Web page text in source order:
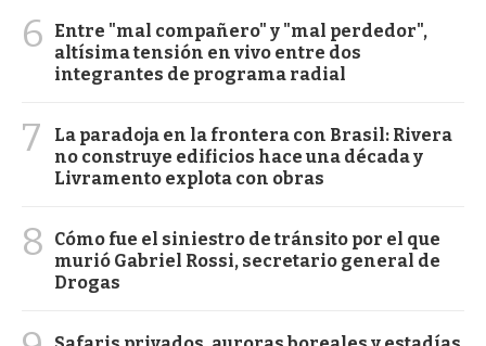
6
Entre "mal compañero" y "mal perdedor",
altísima tensión en vivo entre dos
integrantes de programa radial
7
La paradoja en la frontera con Brasil: Rivera
no construye edificios hace una década y
Livramento explota con obras
8
Cómo fue el siniestro de tránsito por el que
murió Gabriel Rossi, secretario general de
Drogas